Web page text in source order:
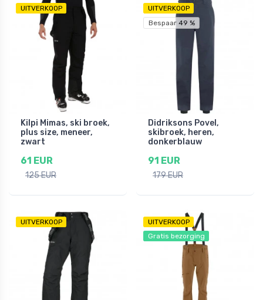
UITVERKOOP
Kilpi Mimas, ski broek,
plus size, meneer,
zwart
61 EUR
125 EUR
UITVERKOOP
Bespaar 49 %
Didriksons Povel,
skibroek, heren,
donkerblauw
91 EUR
179 EUR
UITVERKOOP
UITVERKOOP
Gratis bezorging